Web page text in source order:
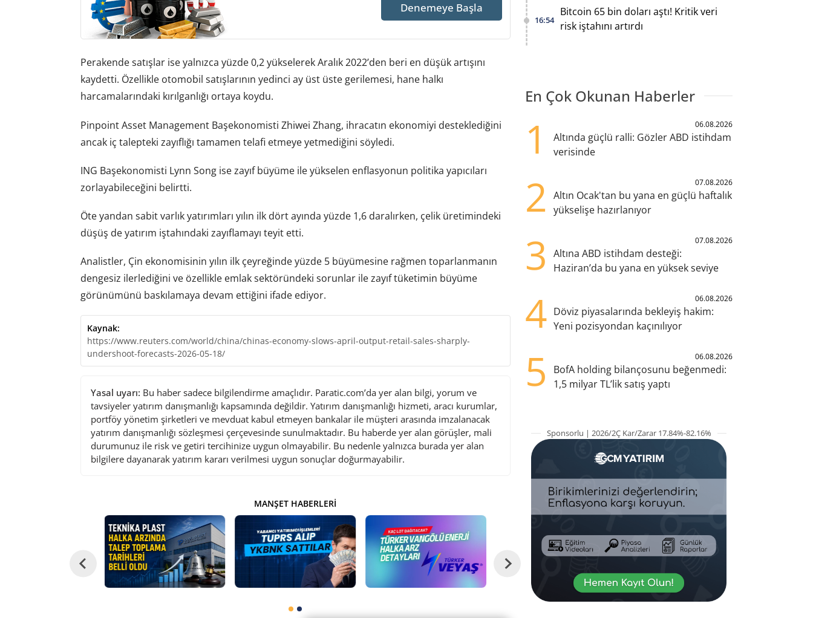
Denemeye Başla
Perakende satışlar ise yalnızca yüzde 0,2 yükselerek Aralık 2022’den beri en düşük artışını
kaydetti. Özellikle otomobil satışlarının yedinci ay üst üste gerilemesi, hane halkı
harcamalarındaki kırılganlığı ortaya koydu.
Pinpoint Asset Management Başekonomisti Zhiwei Zhang, ihracatın ekonomiyi desteklediğini
ancak iç talepteki zayıflığı tamamen telafi etmeye yetmediğini söyledi.
ING Başekonomisti Lynn Song ise zayıf büyüme ile yükselen enflasyonun politika yapıcıları
zorlayabileceğini belirtti.
Öte yandan sabit varlık yatırımları yılın ilk dört ayında yüzde 1,6 daralırken, çelik üretimindeki
düşüş de yatırım iştahındaki zayıflamayı teyit etti.
Analistler, Çin ekonomisinin yılın ilk çeyreğinde yüzde 5 büyümesine rağmen toparlanmanın
dengesiz ilerlediğini ve özellikle emlak sektöründeki sorunlar ile zayıf tüketimin büyüme
görünümünü baskılamaya devam ettiğini ifade ediyor.
Kaynak:
https://www.reuters.com/world/china/chinas-economy-slows-april-output-retail-sales-sharply-
undershoot-forecasts-2026-05-18/
Yasal uyarı: Bu haber sadece bilgilendirme amaçlıdır. Paratic.com’da yer alan bilgi, yorum ve
tavsiyeler yatırım danışmanlığı kapsamında değildir. Yatırım danışmanlığı hizmeti, aracı kurumlar,
portföy yönetim şirketleri ve mevduat kabul etmeyen bankalar ile müşteri arasında imzalanacak
yatırım danışmanlığı sözleşmesi çerçevesinde sunulmaktadır. Bu haberde yer alan görüşler, mali
durumunuz ile risk ve getiri tercihinize uygun olmayabilir. Bu nedenle yalnızca burada yer alan
bilgilere dayanarak yatırım kararı verilmesi uygun sonuçlar doğurmayabilir.
MANŞET HABERLERI
16:54
Bitcoin 65 bin doları aştı! Kritik veri
risk iştahını artırdı
En Çok Okunan Haberler
1 06.08.2026
Altında güçlü ralli: Gözler ABD istihdam
verisinde
2 07.08.2026
Altın Ocak'tan bu yana en güçlü haftalık
yükselişe hazırlanıyor
3 07.08.2026
Altına ABD istihdam desteği:
Haziran’da bu yana en yüksek seviye
4 06.08.2026
Döviz piyasalarında bekleyiş hakim:
Yeni pozisyondan kaçınılıyor
5 06.08.2026
BofA holding bilançosunu beğenmedi:
1,5 milyar TL’lik satış yaptı
Sponsorlu | 2026/2Ç Kar/Zarar 17.84%-82.16%